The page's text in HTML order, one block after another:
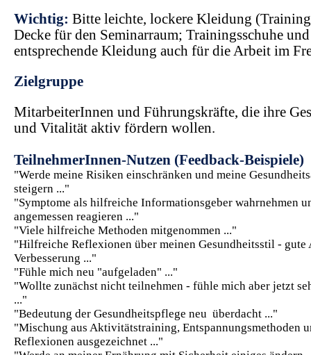
Wichtig: Bitte leichte, lockere Kleidung
Decke für den Seminarraum; Trainingsschuhe und
entsprechende Kleidung auch für die Arbeit im
Zielgruppe
MitarbeiterInnen und Führungskräfte, die ihre
und Vitalität aktiv fördern wollen.
TeilnehmerInnen-Nutzen (Feedback-Beispiele)
"Werde meine Risiken einschränken und meine
steigern ..."
"Symptome als hilfreiche Informationsgeber wahrnehmen
angemessen reagieren ..."
"Viele hilfreiche Methoden mitgenommen ..."
"Hilfreiche Reflexionen über meinen Gesundheitsstil - gute
Verbesserung ..."
"Fühle mich neu "aufgeladen" ..."
"Wollte zunächst nicht teilnehmen - fühle mich aber jetzt
..."
"Bedeutung der Gesundheitspflege neu überdacht ..."
"Mischung aus Aktivitätstraining, Entspannungsmethoden
Reflexionen ausgezeichnet ..."